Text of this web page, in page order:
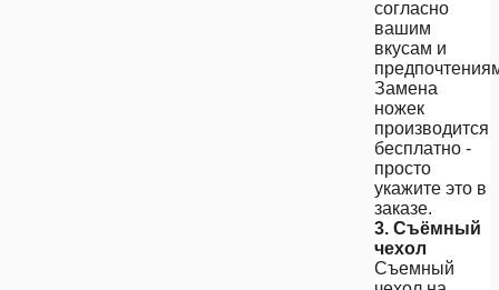
согласно
вашим
вкусам и
Замена
ножек
производится
бесплатно -
просто
укажите это в
заказе.
3. Съёмный
чехол
Съемный